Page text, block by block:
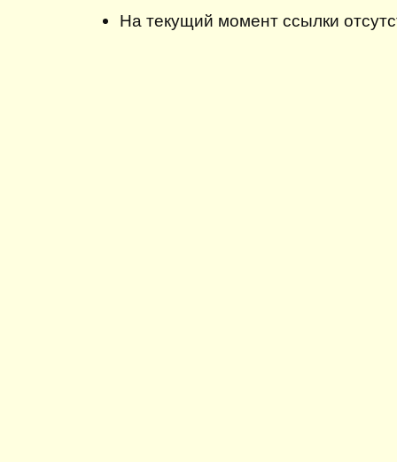
На текущий момент ссылки